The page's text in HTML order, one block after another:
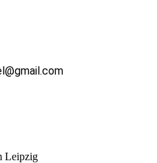
Leipzig